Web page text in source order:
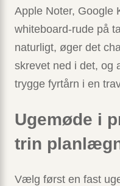
Apple Noter, Google
whiteboard-rude på
naturligt, øger det
skrevet ned i det, og
trygge fyrtårn i en
Ugemøde i
trin
Vælg først en fast